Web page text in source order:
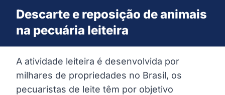
Descarte e reposição de animais
na pecuária leiteira
A atividade leiteira é desenvolvida por
milhares de propriedades no Brasil, os
pecuaristas de leite têm por objetivo